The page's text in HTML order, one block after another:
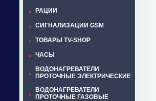
РАЦИИ
СИГНАЛИЗАЦИИ GSM
ТОВАРЫ TV-SHOP
ЧАСЫ
ВОДОНАГРЕВАТЕЛИ
ПРОТОЧНЫЕ ЭЛЕКТРИЧЕСКИЕ
ВОДОНАГРЕВАТЕЛИ
ПРОТОЧНЫЕ ГАЗОВЫЕ